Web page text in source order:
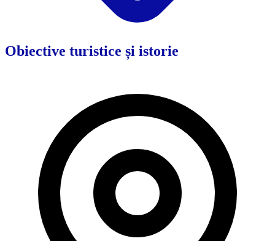
Obiective turistice și istorie